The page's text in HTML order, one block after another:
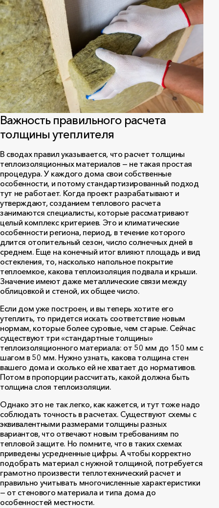
Важность правильного расчета
толщины утеплителя
В сводах правил указывается, что расчет толщины
теплоизоляционных материалов — не такая простая
процедура. У каждого дома свои собственные
особенности, и потому стандартизированный подход
тут не работает. Когда проект разрабатывают и
утверждают, созданием теплового расчета
занимаются специалисты, которые рассматривают
целый комплекс критериев. Это и климатические
особенности региона, период, в течение которого
длится отопительный сезон, число солнечных дней в
среднем. Еще на конечный итог влияют площадь и вид
остекления, то, насколько напольное покрытие
теплоемкое, какова теплоизоляция подвала и крыши.
Значение имеют даже металлические связи между
облицовкой и стеной, их общее число.
Если дом уже построен, и вы теперь хотите его
утеплить, то придется искать соответствие новым
нормам, которые более суровые, чем старые. Сейчас
существуют три «стандартные толщины»
теплоизоляционного материала: от 50 мм до 150 мм с
шагом в 50 мм. Нужно узнать, какова толщина стен
вашего дома и сколько ей не хватает до нормативов.
Потом в пропорции рассчитать, какой должна быть
толщина слоя теплоизоляции.
Однако это не так легко, как кажется, и тут тоже надо
соблюдать точность в расчетах. Существуют схемы с
эквивалентными размерами толщины разных
вариантов, что отвечают новым требованиям по
тепловой защите. Но помните, что в таких схемах
приведены усредненные цифры. А чтобы корректно
подобрать материал с нужной толщиной, потребуется
грамотно произвести теплотехнический расчет и
правильно учитывать многочисленные характеристики
— от стенового материала и типа дома до
особенностей местности.